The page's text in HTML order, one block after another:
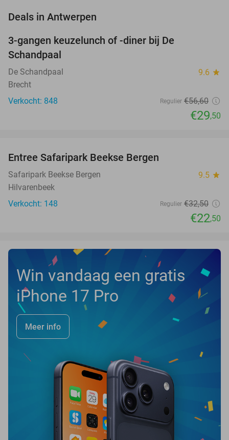
Deals in Antwerpen
3-gangen keuzelunch of -diner bij De
Schandpaal
De Schandpaal 9.6 star
Brecht
Verkocht: 848
Regulier €56,60
€29,50
TODAY
Entree Safaripark Beekse Bergen
Safaripark Beekse Bergen 9.5 star
Hilvarenbeek
Verkocht: 148
Regulier €32,50
€22,50
Win vandaag een gratis
iPhone 17 Pro
Meer info